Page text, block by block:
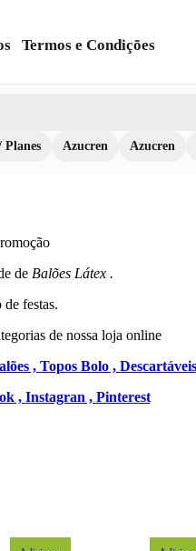
Termos e Condições
Planes Azucren Azucren
de Balões Látex .
de festas.
de nossa loja online
, Topos Bolo , Descartáveis
, Instagran , Pinterest